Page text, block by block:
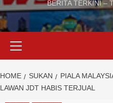
BERITA TERKINI –
HOME SUKAN
PIALA
LAWAN JDT HABIS TERJUAL